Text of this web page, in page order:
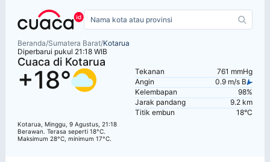
Beranda/Sumatera Barat/Kotarua
Diperbarui pukul 21:18 WIB
Cuaca di Kotarua
+18°
Kotarua, Minggu, 9 Agustus, 21:18
Berawan. Terasa seperti 18°C.
Maksimum 28°C, minimum 17°C.
Tekanan
761 mmHg
Angin
0.9 m/s B
Kelembapan
98%
Jarak pandang
9.2 km
Titik embun
18°C